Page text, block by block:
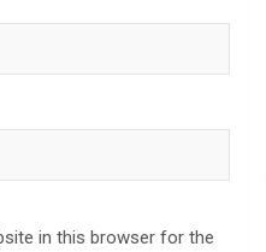
in this browser for the